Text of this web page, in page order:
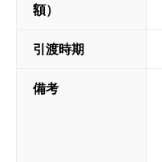
額）
引渡時期
備考